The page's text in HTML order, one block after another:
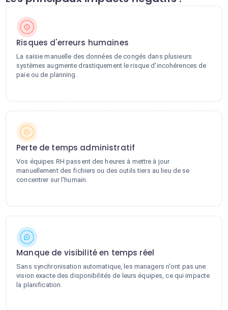
Risques d'erreurs humaines
La saisie manuelle des données de congés dans plusieurs
systèmes augmente drastiquement le risque d'incohérences de
paie ou de planning.
Perte de temps administratif
Vos équipes RH passent des heures à mettre à jour
manuellement des fichiers ou des outils tiers au lieu de se
concentrer sur l'humain.
Manque de visibilité en temps réel
Sans synchronisation automatique, les managers n'ont pas une
vision exacte des disponibilités de leurs équipes, ce qui impacte
la planification.